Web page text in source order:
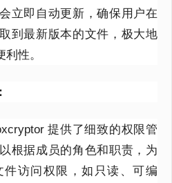
立即自动更新，确保用户在
到最新版本的文件，极大地
性。
提供了细致的权限管
根据成员的角色和职责，为
访问权限，如只读、可编